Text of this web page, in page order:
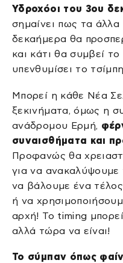
Υδροχόοι του 3ου
σημαίνει πως τα
δεκαήμερα θα
και κάτι θα συμβεί
υπενθυμίσει το
Μπορεί η κάθε Νέα
ξεκινήματα, όμως η
ανάδρομου Ερμή,
συναισθήματα και
Προφανώς θα
για να ανακαλύψουμε
να βάλουμε ένα
ή να
αρχή! Το timing
αλλά τώρα να είναι!
Το σύμπαν όπως